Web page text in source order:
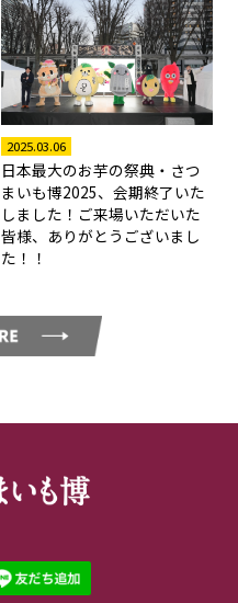
2025.03.06
日本最大のお芋の祭典・さつ
まいも博2025、会期終了いた
しました！ご来場いただいた
皆様、ありがとうございまし
た！！